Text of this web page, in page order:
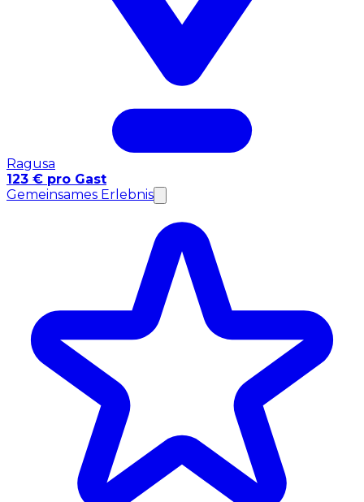
Ragusa
123 € pro Gast
Gemeinsames Erlebnis